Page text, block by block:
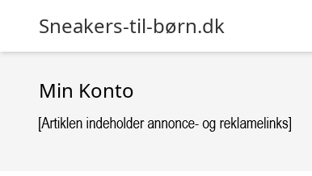
Sneakers-til-børn.dk
Min Konto